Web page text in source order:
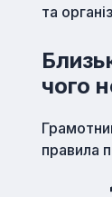
та
чого
правила